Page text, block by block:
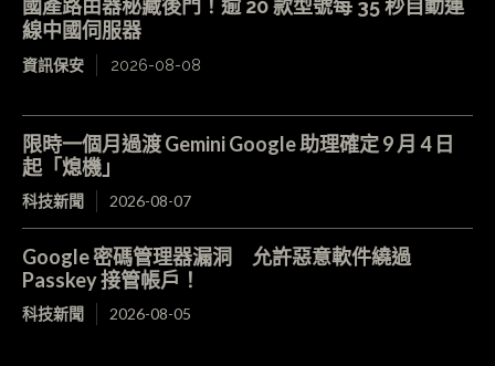
國產路由器秘藏後門！逾 20 款型號每 35 秒自動連
線中國伺服器
資訊保安 2026-08-08
限時一個月過渡 Gemini Google 助理確定 9 月 4 日
起「熄機」
科技新聞 2026-08-07
Google 密碼管理器漏洞 允許惡意軟件繞過
Passkey 接管帳戶！
科技新聞 2026-08-05